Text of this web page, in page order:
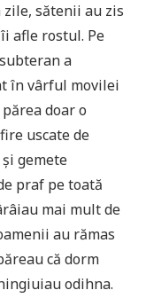
sătenii au zis
afle rostul. Pe
a
în vârful movilei
doar o
uscate de
gemete
praf pe toată
mai mult de
au rămas
că dorm
odihna.